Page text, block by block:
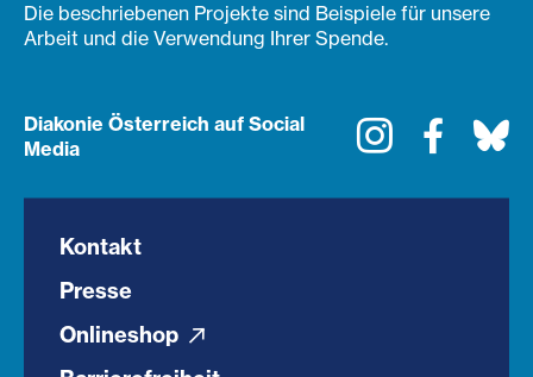
Die beschriebenen Projekte sind Beispiele für unsere
Arbeit und die Verwendung Ihrer Spende.
Diakonie Österreich auf Social
Media
Instagram
Kontakt
Presse
Onlineshop